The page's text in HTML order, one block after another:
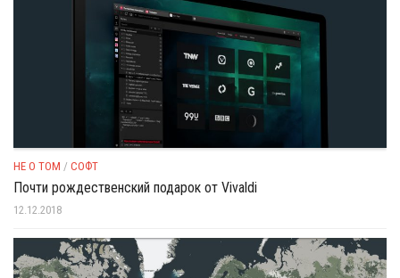
НЕ О ТОМ / СОФТ
Почти рождественский подарок от Vivaldi
12.12.2018